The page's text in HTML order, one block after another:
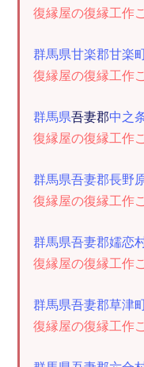
復縁屋の復縁工作
群馬県甘楽郡甘楽
復縁屋の復縁工作
群馬県吾妻郡中之
復縁屋の復縁工作
群馬県吾妻郡長野
復縁屋の復縁工作
群馬県吾妻郡嬬恋
復縁屋の復縁工作
群馬県吾妻郡草津
復縁屋の復縁工作